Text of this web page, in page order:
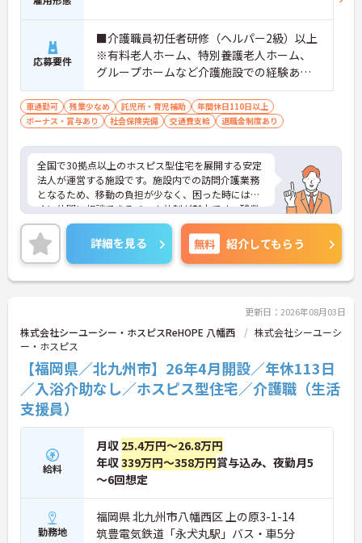
応募要件
■介護職員初任者研修（ヘルパー2級）以上
※有料老人ホーム、特別養護老人ホーム、
グループホームなど介護施設での経験ある
方歓迎 ※ホスピス勤務（訪問介護）や「看
取り」が初めての方も可
車通勤可 残業少なめ 託児所・育児補助
年間休日110日以上
ボーナス・賞与あり
社会保険完備 交通費支給 退職金制度あり
全国で30拠点以上のホスピス型住宅を展開する安定
法人が運営する施設です。施設内での訪問介護業務
となるため、移動の負担が少なく、困った時にはす
ぐに仲間に相談できるチーム体制が魅力です。残業
は全社平均残業月5時間程度と少なく、3日以上の連
続休暇で支援金が支給される独自の制度や、美容皮
膚科などの割引が受けられる福利厚生も充実してい
ます。ホスピスケアが初めてでも、充実した入社時
研修と資格取得支援制度を活用し、専門性を高めな
す。ご入居者さまの生きる喜びに寄り添いながらチ
ームで協力しながらより良いケアを提供したい方に
ぴったりの環境です。
★おすすめPOINT★
【「看取り・難病ケアのプロ」として成長できる環
境が整っています】
・がん末期・神経難病の方に特化したホスピス型住
宅ならではの専門的なスキルを、日常業務の中で習
得することができます
・入社時は先輩スタッフの同行訪問からスタートす
るため、訪問介護未経験の方も安心して業務に慣れ
ることができます
・訪問診療医と24時間連携し、チームで看取りに取
り組む体制が整っているため、「看取りのプロ」と
して他施設では得られない経験を積むことができま
詳細を見る 無料 紹介してもらう
更新日：2026年08月03日
株式会社シーユーシー・ホスピスReHOPE 八幡西
株式会社シーユーシ
ー・ホスピス
【福岡県／北九州市】26年4月開設／年休113日
／入浴介助なし／ホスピス型住宅／介護職（生活
支援員）
給料
月収 25.4万円～26.8万円
年収339万円～358万円賞与込み、夜勤月5
～6回想定
勤務地
福岡県 北九州市八幡西区 上の原3-1-14
筑豊電気鉄道「永犬丸駅」バス・車5分